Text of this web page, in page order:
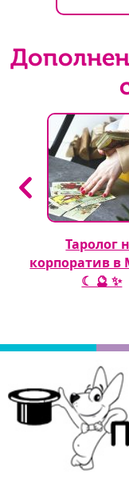
Таролог
корпоратив в
☾ 🔮 ✨